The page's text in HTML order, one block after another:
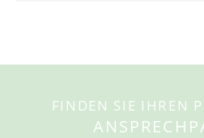
FINDEN SIE IHREN